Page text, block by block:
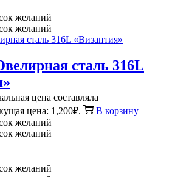
желаний
желаний
сталь 316L
цена составляла
цена: 1,200₽.
В корзину
желаний
желаний
желаний